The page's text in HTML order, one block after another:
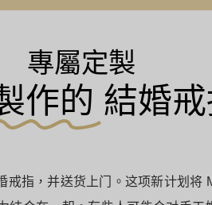
專屬定製
作的 結婚
戒指，并送货上门。这项新计划将